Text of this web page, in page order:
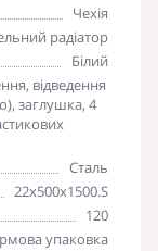
Чехія
радіатор
Білий
відведення
заглушка, 4
Сталь
22х500х1500.S
120
упаковка